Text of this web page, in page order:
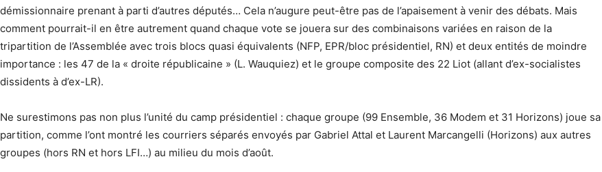
démissionnaire prenant à parti d’autres députés… Cela n’augure peut-être pas de l’apaisement à venir des débats. Mais
comment pourrait-il en être autrement quand chaque vote se jouera sur des combinaisons variées en raison de la
tripartition de l’Assemblée avec trois blocs quasi équivalents (NFP, EPR/bloc présidentiel, RN) et deux entités de moindre
importance : les 47 de la « droite républicaine » (L. Wauquiez) et le groupe composite des 22 Liot (allant d’ex-socialistes
dissidents à d’ex-LR).
Ne surestimons pas non plus l’unité du camp présidentiel : chaque groupe (99 Ensemble, 36 Modem et 31 Horizons) joue sa
partition, comme l’ont montré les courriers séparés envoyés par Gabriel Attal et Laurent Marcangelli (Horizons) aux autres
groupes (hors RN et hors LFI…) au milieu du mois d’août.